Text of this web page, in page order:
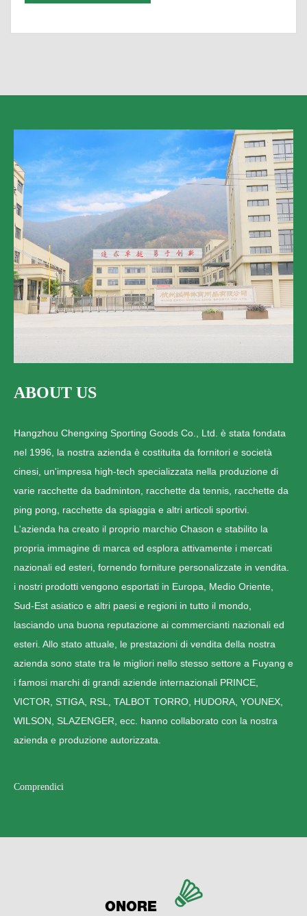
ABOUT US
Hangzhou Chengxing Sporting Goods Co., Ltd. è stata fondata
nel 1996, la nostra azienda è costituita da fornitori e società
cinesi, un'impresa high-tech specializzata nella produzione di
varie racchette da badminton, racchette da tennis, racchette da
ping pong, racchette da spiaggia e altri articoli sportivi.
L'azienda ha creato il proprio marchio Chason e stabilito la
propria immagine di marca ed esplora attivamente i mercati
nazionali ed esteri, fornendo forniture personalizzate in vendita.
i nostri prodotti vengono esportati in Europa, Medio Oriente,
Sud-Est asiatico e altri paesi e regioni in tutto il mondo,
lasciando una buona reputazione ai commercianti nazionali ed
esteri. Allo stato attuale, le prestazioni di vendita della nostra
azienda sono state tra le migliori nello stesso settore a Fuyang e
i famosi marchi di grandi aziende internazionali PRINCE,
VICTOR, STIGA, RSL, TALBOT TORRO, HUDORA, YOUNEX,
WILSON, SLAZENGER, ecc. hanno collaborato con la nostra
azienda e produzione autorizzata.
Comprendici
ONORE